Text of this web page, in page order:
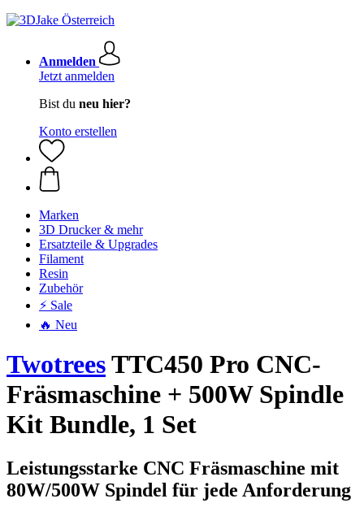
Anmelden
Jetzt anmelden
Bist du neu hier?
Konto erstellen
Marken
3D Drucker & mehr
Ersatzteile & Upgrades
Filament
Resin
Zubehör
⚡ Sale
🔥 Neu
TwotreesTTC450 Pro CNC-
Fräsmaschine + 500W Spindle
Kit Bundle, 1 Set
Leistungsstarke CNC Fräsmaschine mit
80W/500W Spindel für jede Anforderung